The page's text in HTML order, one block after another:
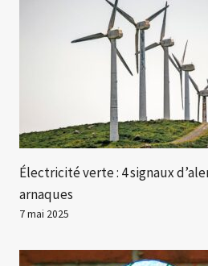
Électricité verte : 4 signaux
arnaques
7 mai 2025